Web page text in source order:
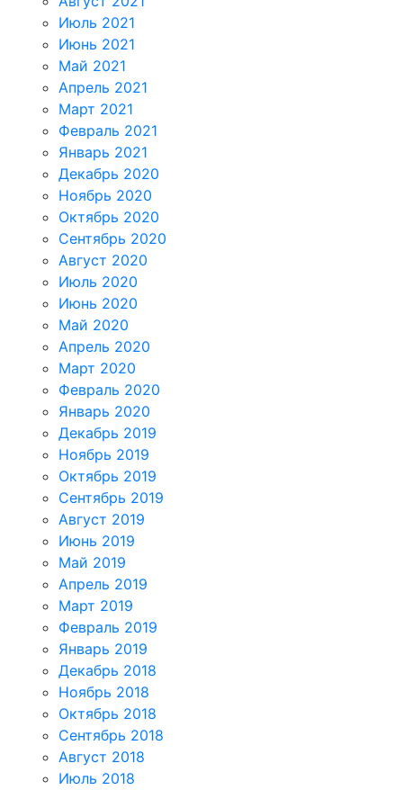
Июль 2021
Июнь 2021
Май 2021
Апрель 2021
Март 2021
Февраль 2021
Январь 2021
Декабрь 2020
Ноябрь 2020
Октябрь 2020
Сентябрь 2020
Август 2020
Июль 2020
Июнь 2020
Май 2020
Апрель 2020
Март 2020
Февраль 2020
Январь 2020
Декабрь 2019
Ноябрь 2019
Октябрь 2019
Сентябрь 2019
Август 2019
Июнь 2019
Май 2019
Апрель 2019
Март 2019
Февраль 2019
Январь 2019
Декабрь 2018
Ноябрь 2018
Октябрь 2018
Сентябрь 2018
Август 2018
Июль 2018